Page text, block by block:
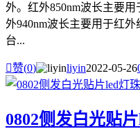
外。红外850nm波长主要
外940nm波长主要用于红外
台...
赞(0) liyin2022-05-26
0802侧发白光贴